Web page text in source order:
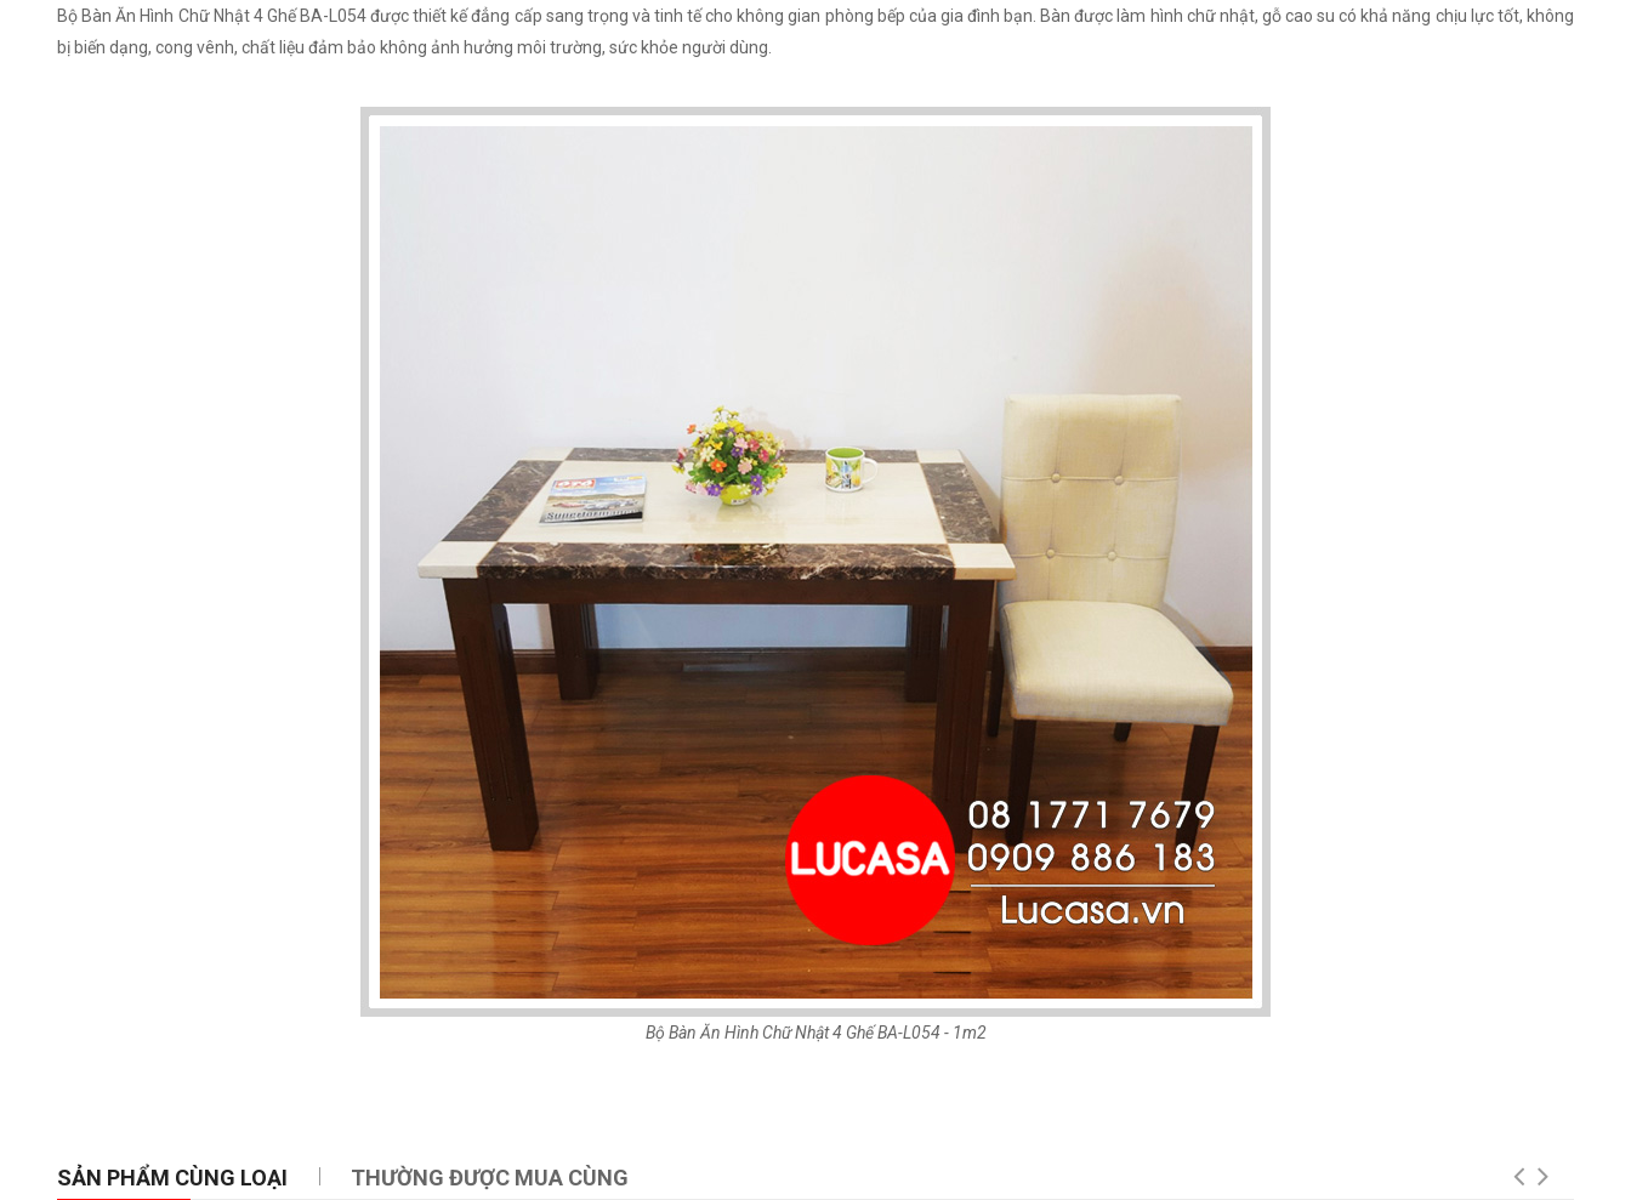
Bộ Bàn Ăn Hình Chữ Nhật 4 Ghế BA-L054 được thiết kế đẳng cấp sang trọng và tinh tế cho không gian phòng bếp của gia đình bạn. Bàn được làm hình chữ nhật, gỗ cao su có khả năng chịu lực tốt, không
bị biến dạng, cong vênh, chất liệu đảm bảo không ảnh hưởng môi trường, sức khỏe người dùng.
Bộ Bàn Ăn Hình Chữ Nhật 4 Ghế BA-L054 - 1m2
SẢN PHẨM CÙNG LOẠI THƯỜNG ĐƯỢC MUA CÙNG